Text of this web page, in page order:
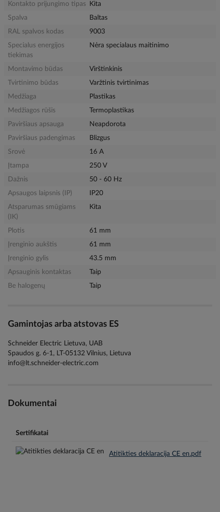
Kontakto prijungimo tipas
Kita
Spalva
Baltas
RAL spalvos kodas
9003
Specialus energijos
tiekimas
Nėra specialaus maitinimo
Montavimo būdas
Virštinkinis
Tvirtinimo būdas
Varžtinis tvirtinimas
Medžiaga
Plastikas
Medžiagos rūšis
Termoplastikas
Paviršiaus apsauga
Neapdorota
Paviršiaus padengimas
Blizgus
Srovė
16 A
Įtampa
250 V
Dažnis
50 - 60 Hz
Apsaugos laipsnis (IP)
IP20
Atsparumas smūgiams
(IK)
Kita
Plotis
61 mm
Įrenginio aukštis
61 mm
Įrenginio gylis
43.5 mm
Apsauginis kontaktas
Taip
Be halogenų
Taip
Gamintojas arba atstovas ES
Schneider Electric Lietuva, UAB
Spaudos g. 6-1, LT-05132 Vilnius, Lietuva
info@lt.schneider-electric.com
Dokumentai
Sertifikatai
Atitikties deklaracija CE en.pdf